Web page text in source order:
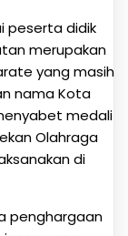
peserta didik
merupakan
yang masih
nama Kota
medali
Olahraga
di
penghargaan